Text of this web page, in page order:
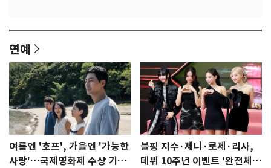
연예
여름엔 '호프', 가을엔 '가능한
사랑'…국제영화제 수상 기대
블핑 지수·제니·로제·리사,
데뷔 10주년 이벤트 '완전체'